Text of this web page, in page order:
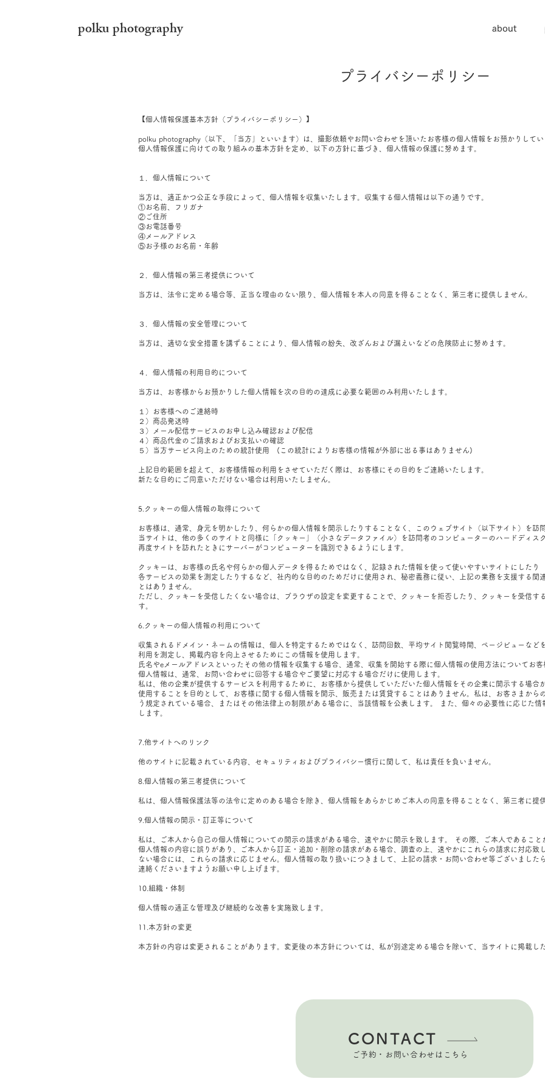
polku photography about
​プライバシーポリシー
【個人情報保護基本方針（プライバシーポリシー）】
polku photography（以下、「当方」といいます）は、撮影依頼やお問い合わせを頂いたお客様の個人情報をお預かりして
個人情報保護に向けての取り組みの基本方針を定め、以下の方針に基づき、個人情報の保護に努めます。
１．個人情報について
当方は、適正かつ公正な手段によって、個人情報を収集いたします。収集する個人情報は以下の通りです。
①お名前、フリガナ
②ご住所
③お電話番号
④メールアドレス
⑤お子様のお名前・年齢
２．個人情報の第三者提供について
当方は、法令に定める場合等、正当な理由のない限り、個人情報を本人の同意を得ることなく、第三者に提供しません。
３．個人情報の安全管理について
当方は、適切な安全措置を講ずることにより、個人情報の紛失、改ざんおよび漏えいなどの危険防止に努めます。
４．個人情報の利用目的について
当方は、お客様からお預かりした個人情報を次の目的の達成に必要な範囲のみ利用いたします。
１）お客様へのご連絡時
２）商品発送時
３）メール配信サービスのお申し込み確認および配信
４）商品代金のご請求およびお支払いの確認
５）当方サービス向上のための統計使用 (この統計によりお客様の情報が外部に出る事はありません)
上記目的範囲を超えて、お客様情報の利用をさせていただく際は、お客様にその目的をご連絡いたします。
新たな目的にご同意いただけない場合は利用いたしません。
5.クッキーの個人情報の取得について
お客様は、通常、身元を明かしたり、何らかの個人情報を開示したりすることなく、このウェブサイト（以下サイト）を訪
当サイトは、他の多くのサイトと同様に「クッキー」（小さなデータファイル）を訪問者のコンピューターのハードディス
再度サイトを訪れたときにサーバーがコンピューターを識別できるようにします。
クッキーは、お客様の氏名や何らかの個人データを得るためではなく、記録された情報を使って使いやすいサイトにしたり
各サービスの効果を測定したりするなど、社内的な目的のためだけに使用され、秘密義務に従い、上記の業務を支援する関
とはありません。
ただし、クッキーを受信したくない場合は、ブラウザの設定を変更することで、クッキーを拒否したり、クッキーを受信す
す。
6.クッキーの個人情報の利用について
収集されるドメイン・ネームの情報は、個人を特定するためではなく、訪問回数、平均サイト閲覧時間、ページビューなど
利用を測定し、掲載内容を向上させるためにこの情報を使用します。
氏名やeメールアドレスといったその他の情報を収集する場合、通常、収集を開始する際に個人情報の使用方法についてお
個人情報は、通常、お問い合わせに回答する場合やご要望に対応する場合だけに使用します。
私は、他の企業が提供するサービスを利用するために、お客様から提供していただいた個人情報をその企業に開示する場合
使用することを目的として、お客様に関する個人情報を開示、販売または賃貸することはありません。私は、お客さまから
う規定されている場合、またはその他法律上の制限がある場合に、当該情報を公表します。 また、個々の必要性に応じた
します。
7.他サイトへのリンク
他のサイトに記載されている内容、セキュリティおよびプライバシー慣行に関して、私は責任を負いません。
8.個人情報の第三者提供について
私は、個人情報保護法等の法令に定めのある場合を除き、個人情報をあらかじめご本人の同意を得ることなく、第三者に提
9.個人情報の開示・訂正等について
私は、ご本人から自己の個人情報についての開示の請求がある場合、速やかに開示を致します。 その際、ご本人であること
個人情報の内容に誤りがあり、ご本人から訂正・追加・削除の請求がある場合、調査の上、速やかにこれらの請求に対応致
ない場合には、これらの請求に応じません。個人情報の取り扱いにつきまして、上記の請求・お問い合わせ等ございました
連絡くださいますようお願い申し上げます。
10.組織・体制
個人情報の適正な管理及び継続的な改善を実施致します。
11.本方針の変更
本方針の内容は変更されることがあります。変更後の本方針については、私が別途定める場合を除いて、当サイトに掲載し
CONTACT
​ご予約・お問い合わせはこちら